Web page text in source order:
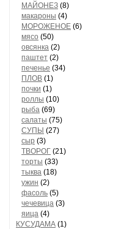
МАЙОНЕЗ (8)
макароны (4)
МОРОЖЕНОЕ (6)
мясо (50)
овсянка (2)
паштет (2)
печенье (34)
ПЛОВ (1)
почки (1)
роллы (10)
рыба (69)
салаты (75)
СУПЫ (27)
сыр (3)
ТВОРОГ (21)
торты (33)
тыква (18)
ужин (2)
фасоль (5)
чечевица (3)
яица (4)
КУСУДАМА (1)